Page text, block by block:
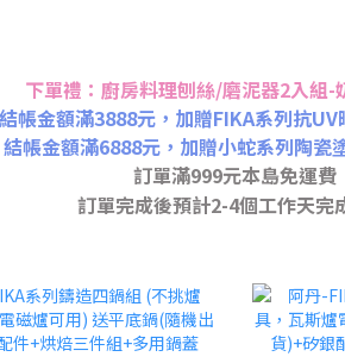
下單禮：廚房料理刨絲/磨泥器2入組-
結帳金額滿3888元，加贈FIKA系列抗
結帳金額滿6888元，加贈小蛇系列陶瓷
訂單滿999元本島免運費
訂單完成後預計2-4個工作天完